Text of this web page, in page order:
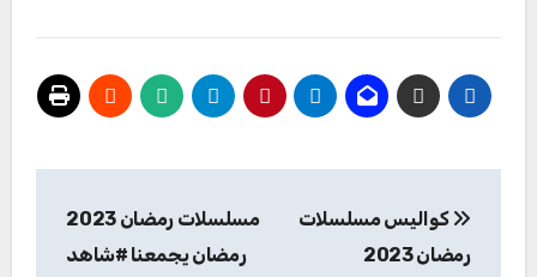
المقالات
كواليس مسلسلات
رمضان 2023
مسلسلات رمضان 2023
رمضان يجمعنا #شاهد